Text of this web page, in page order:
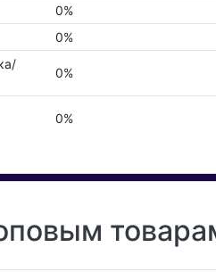
0%
0%
0%
0%